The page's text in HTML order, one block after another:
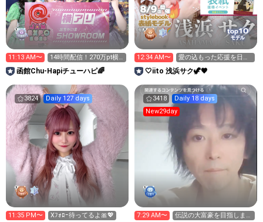
11:13 AM〜
14時間配信！270万pt横
アリへGO‼️
函館Chu-Hapiチューハピ🌈
top10
モデル
12:34 AM〜
愛の込もった応援を日々
ありがとうございます
💪🏻😭
🤍iito ‎浅浜サク🦖🤎
3824 Daily 127 days
11:35 PM〜 Xﾌｫﾛｰ待ってるよ🎀💖
3418
Daily 18 days
New29day
7:29 AM〜
伝説の大富豪を目指します